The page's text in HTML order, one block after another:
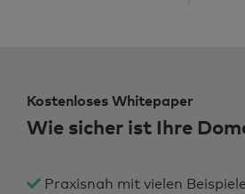
Kostenloses Whitepaper
Wie sicher ist Ihre
Praxisnah mit vielen